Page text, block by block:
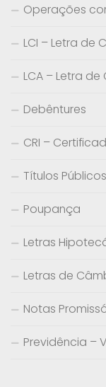
Operações
LCI – Letra de
LCA – Letra
Debêntures
CRI –
Títulos Públicos
Poupança
Letras
Letras de
Notas
Previdência –